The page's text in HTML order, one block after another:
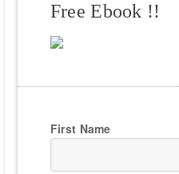
Free Ebook !!
First Name